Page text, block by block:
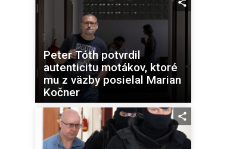
Peter Tóth potvrdil
autenticitu motákov, ktoré
mu z väzby posielal Marian
Kočner